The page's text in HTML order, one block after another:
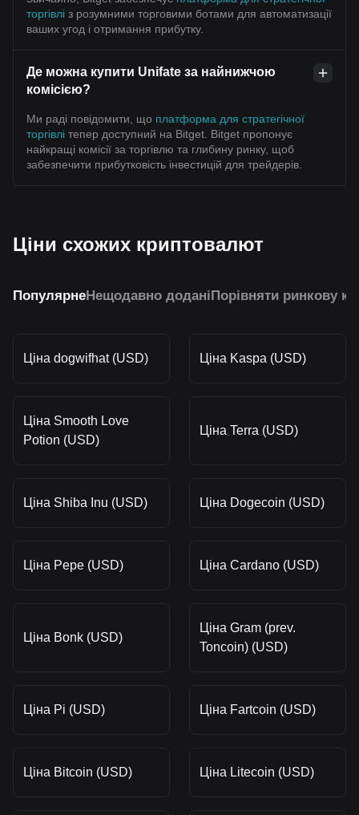
торгівлі з розумними торговими ботами для автоматизації
ваших угод і отримання прибутку.
Де можна купити Unifate за найнижчою
комісією?
Ми раді повідомити, що платформа для стратегічної
торгівлі тепер доступний на Bitget. Bitget пропонує
найкращі комісії за торгівлю та глибину ринку, щоб
забезпечити прибутковість інвестицій для трейдерів.
Ціни схожих криптовалют
ПопулярнеНещодавно доданіПорівняти ринкову
Ціна dogwifhat (USD) Ціна Kaspa (USD)
Ціна Smooth Love
Potion (USD)
Ціна Terra (USD)
Ціна Shiba Inu (USD) Ціна Dogecoin (USD)
Ціна Pepe (USD) Ціна Cardano (USD)
Ціна Bonk (USD)
Ціна Gram (prev.
Toncoin) (USD)
Ціна Pi (USD) Ціна Fartcoin (USD)
Ціна Bitcoin (USD) Ціна Litecoin (USD)